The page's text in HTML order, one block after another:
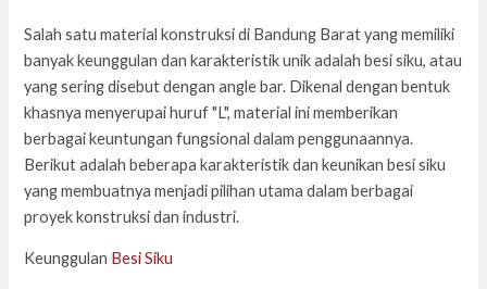
Salah satu material konstruksi di Bandung Barat yang memiliki
banyak keunggulan dan karakteristik unik adalah besi siku, atau
yang sering disebut dengan angle bar. Dikenal dengan bentuk
khasnya menyerupai huruf "L", material ini memberikan
berbagai keuntungan fungsional dalam penggunaannya.
Berikut adalah beberapa karakteristik dan keunikan besi siku
yang membuatnya menjadi pilihan utama dalam berbagai
proyek konstruksi dan industri.
Keunggulan Besi Siku